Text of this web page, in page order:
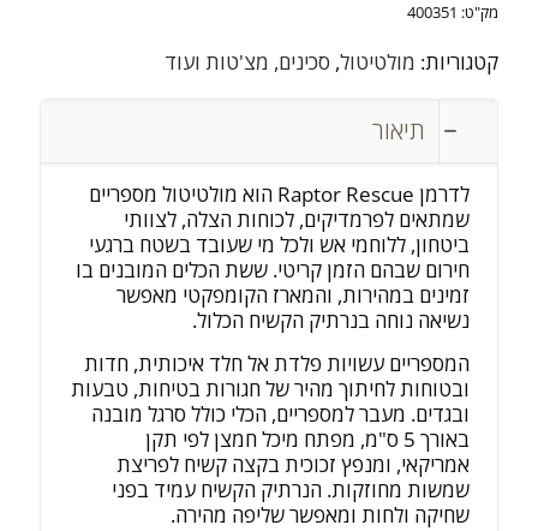
מק"ט: 400351
קטגוריות: מולטיטול, סכינים, מצ'טות ועוד
תיאור
לדרמן Raptor Rescue הוא מולטיטול מספריים
שמתאים לפרמדיקים, לכוחות הצלה, לצוותי
ביטחון, ללוחמי אש ולכל מי שעובד בשטח ברגעי
חירום שבהם הזמן קריטי. ששת הכלים המובנים בו
זמינים במהירות, והמארז הקומפקטי מאפשר
נשיאה נוחה בנרתיק הקשיח הכלול.
המספריים עשויות פלדת אל חלד איכותית, חדות
ובטוחות לחיתוך מהיר של חגורות בטיחות, טבעות
ובגדים. מעבר למספריים, הכלי כולל סרגל מובנה
באורך 5 ס"מ, מפתח מיכל חמצן לפי תקן
אמריקאי, ומנפץ זכוכית בקצה קשיח לפריצת
שמשות מחוזקות. הנרתיק הקשיח עמיד בפני
שחיקה ולחות ומאפשר שליפה מהירה.